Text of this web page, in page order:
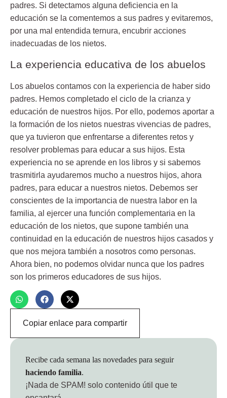
padres. Si detectamos alguna deficiencia en la
educación se la comentemos a sus padres y evitaremos,
por una mal entendida ternura, encubrir acciones
inadecuadas de los nietos.
La experiencia educativa de los abuelos
Los abuelos contamos con la experiencia de haber sido
padres. Hemos completado el ciclo de la crianza y
educación de nuestros hijos. Por ello, podemos aportar a
la formación de los nietos nuestras vivencias de padres,
que ya tuvieron que enfrentarse a diferentes retos y
resolver problemas para educar a sus hijos. Esta
experiencia no se aprende en los libros y si sabemos
trasmitirla ayudaremos mucho a nuestros hijos, ahora
padres, para educar a nuestros nietos. Debemos ser
conscientes de la importancia de nuestra labor en la
familia, al ejercer una función complementaria en la
educación de los nietos, que supone también una
continuidad en la educación de nuestros hijos casados y
que nos mejora también a nosotros como personas.
Ahora bien, no podemos olvidar nunca que los padres
son los primeros educadores de sus hijos.
Copiar enlace para compartir
Recibe cada semana las novedades para seguir
haciendo familia.
¡Nada de SPAM! solo contenido útil que te